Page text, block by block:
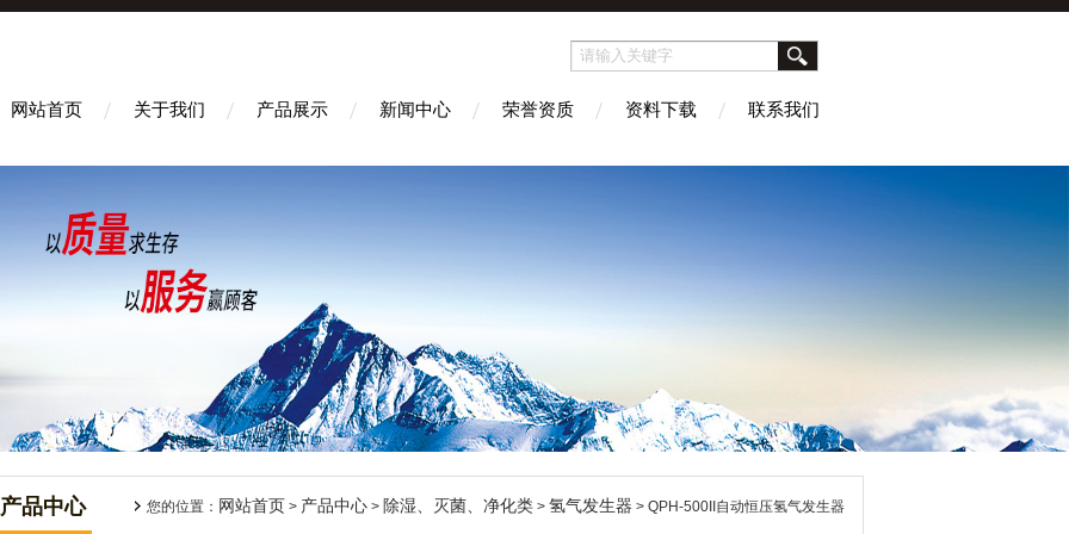
网站首页 关于我们 产品展示 新闻中心 荣誉资质 资料下载 联系我们
产品中心 您的位置： 网站首页 > 产品中心 > 除湿、灭菌、净化类 > 氢气发生器 > QPH-500II自动恒压氢气发生器